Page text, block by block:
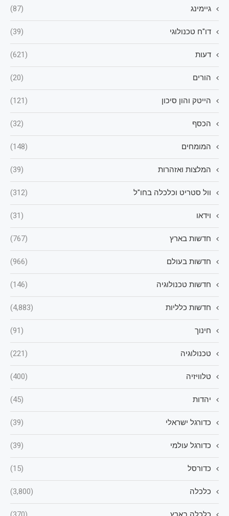
גיימינג (87)
דו"ח טכנולוגי (39)
דעות (621)
הורים (20)
הייטק והון סיכון (121)
הכסף (32)
המומחים (148)
המלצות ואזהרות (39)
וול סטריט וכלכלה בחו"ל (312)
וידאו (31)
חדשות בארץ (767)
חדשות בעולם (966)
חדשות טכנולוגיה (146)
חדשות כלליות (4,883)
חינוך (91)
טכנולוגיה (221)
טלוויזיה (400)
יהדות (45)
כדורגל ישראלי (39)
כדורגל עולמי (39)
כדורסל (15)
כלכלה (3,800)